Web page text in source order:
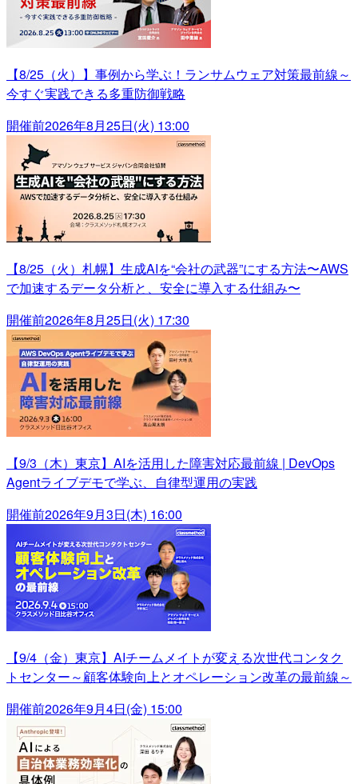
【8/25（火）】事例から学ぶ！ランサムウェア対策最前線～
今すぐ実践できる多重防御戦略
開催前2026年8月25日(火) 13:00
【8/25（火）札幌】生成AIを“会社の武器”にする方法〜AWS
で加速するデータ分析と、安全に導入する仕組み〜
開催前2026年8月25日(火) 17:30
【9/3（木）東京】AIを活用した障害対応最前線 | DevOps
Agentライブデモで学ぶ、自律型運用の実践
開催前2026年9月3日(木) 16:00
【9/4（金）東京】AIチームメイトが変える次世代コンタク
トセンター～顧客体験向上とオペレーション改革の最前線～
開催前2026年9月4日(金) 15:00